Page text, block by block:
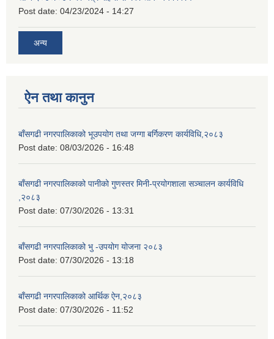
Post date: 04/23/2024 - 14:27
अन्य
ऐन तथा कानुन
बाँसगढी नगरपालिकाको भूउपयोग तथा जग्गा बर्गिकरण कार्यविधि,२०८३
Post date: 08/03/2026 - 16:48
बाँसगढी नगरपालिकाको पानीको गुणस्तर मिनी-प्रयोगशाला सञ्चालन कार्यविधि
,२०८३
Post date: 07/30/2026 - 13:31
बाँसगढी नगरपालिकाको भु -उपयोग योजना २०८३
Post date: 07/30/2026 - 13:18
बाँसगढी नगरपालिकाको आर्थिक ऐन,२०८३
Post date: 07/30/2026 - 11:52